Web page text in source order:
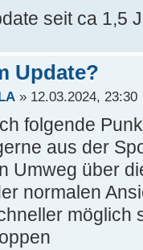
seit ca 1,5
Update?
» 12.03.2024, 23:30
folgende
aus der
Umweg über
normalen
möglich